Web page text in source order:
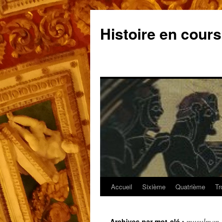
contenu
Histoire en cours
Accueil Sixième Quatrième